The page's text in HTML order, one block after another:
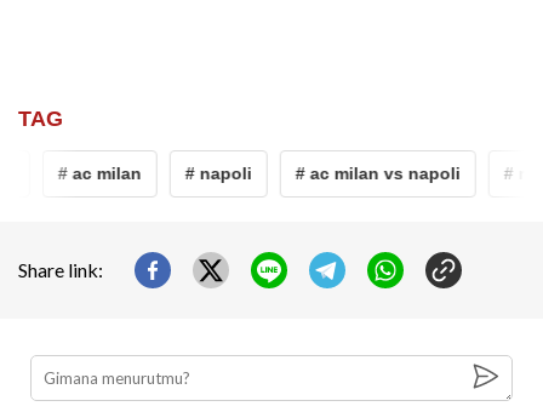
TAG
# ac milan # napoli # ac milan vs napoli # real
Share link: